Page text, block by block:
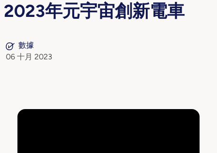
2023年元宇宙創新電車
數據
06 十月 2023